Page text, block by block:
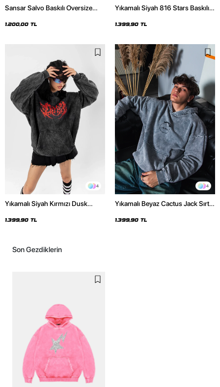
Sansar Salvo Baskılı Oversize
1.200,00 TL
Yıkamalı Siyah 816 Stars Baskılı
1.399,90 TL
4
Yıkamalı Siyah Kırmızı Dusk
1.399,90 TL
4
Yıkamalı Beyaz Cactus Jack Sırt
1.399,90 TL
Son Gezdiklerin